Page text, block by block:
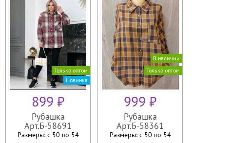
Новинка
Только оптом
899 ₽
Рубашка
Арт.Б-58691
Размеры: с 50 по 54
В наличии
Только оптом
999 ₽
Рубашка
Арт.Б-58361
Размеры: с 50 по 54